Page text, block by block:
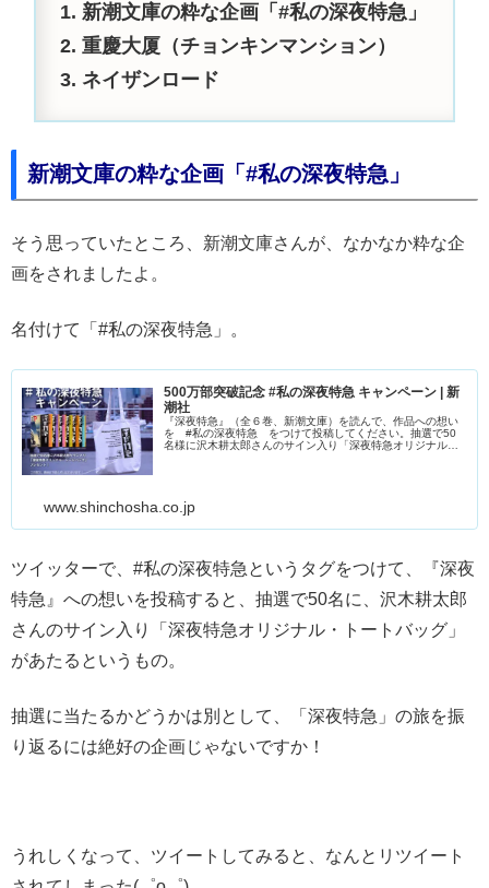
新潮文庫の粋な企画「#私の深夜特急」
重慶大厦（チョンキンマンション）
ネイザンロード
新潮文庫の粋な企画「#私の深夜特急」
そう思っていたところ、新潮文庫さんが、なかなか粋な企
画をされましたよ。
名付けて「#私の深夜特急」。
500万部突破記念 #私の深夜特急 キャンペーン | 新
潮社
『深夜特急』（全６巻、新潮文庫）を読んで、作品への想い
を #私の深夜特急 をつけて投稿してください。抽選で50
名様に沢木耕太郎さんのサイン入り「深夜特急オリジナル・
www.shinchosha.co.jp
ツイッターで、#私の深夜特急というタグをつけて、『深夜
特急』への想いを投稿すると、抽選で50名に、沢木耕太郎
さんのサイン入り「深夜特急オリジナル・トートバッグ」
があたるというもの。
抽選に当たるかどうかは別として、「深夜特急」の旅を振
り返るには絶好の企画じゃないですか！
うれしくなって、ツイートしてみると、なんとリツイート